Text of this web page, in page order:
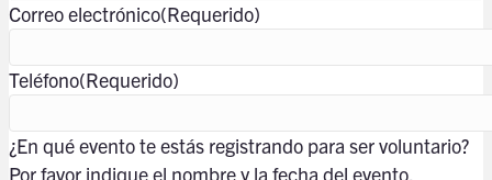
Correo electrónico(Requerido)
Teléfono(Requerido)
¿En qué evento te estás registrando para ser voluntario?
Por favor indique el nombre y la fecha del evento.